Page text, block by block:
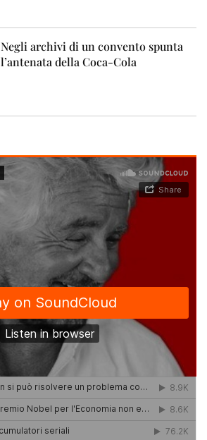
Negli archivi di un convento spunta
l’antenata della Coca-Cola